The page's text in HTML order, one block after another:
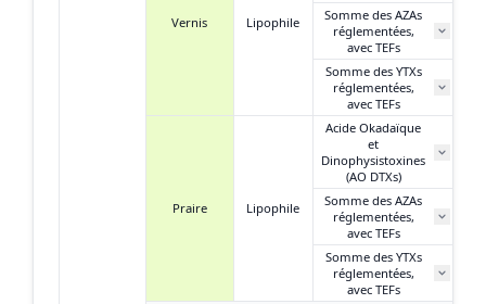
Vernis Lipophile
Somme des AZAs
réglementées,
avec TEFs
Somme des YTXs
réglementées,
avec TEFs
Praire Lipophile
Acide Okadaïque
et
Dinophysistoxines
(AO DTXs)
Somme des AZAs
réglementées,
avec TEFs
Somme des YTXs
réglementées,
avec TEFs